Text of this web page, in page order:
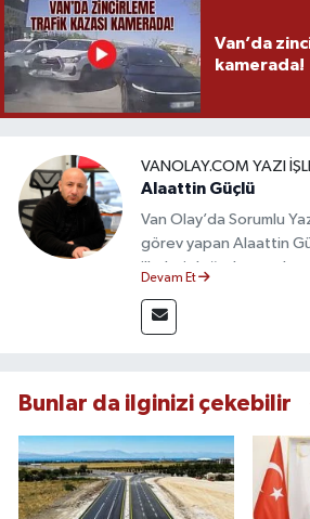
Van’da
kamerada!
VANOLAY.COM YAZI
Alaattin Güçlü
Van Olay’da Sorumlu
görev yapan Alaattin
ilkeleri doğrultusunda
yönetiminden
gündemi yakından takip
etmektedir.
Devam Et
Bunlar da ilginizi çekebilir